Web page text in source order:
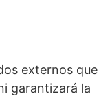
externos que
garantizará la